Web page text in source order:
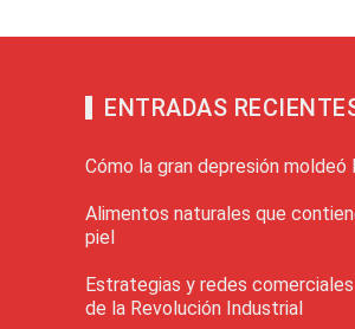
ENTRADAS
Cómo la gran depresión moldeó
Alimentos naturales que
piel
Estrategias y redes
de la Revolución Industrial